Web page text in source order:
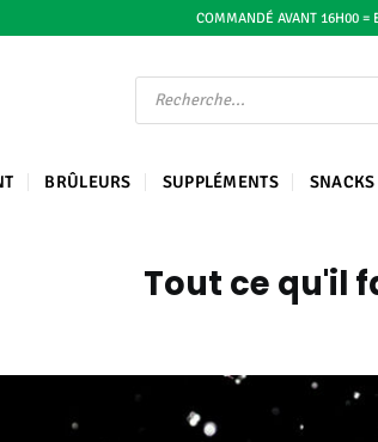
COMMANDÉ AVANT 16H00 =
Recherche
BRÛLEURS SUPPLÉMENTS SNACKS
Tout ce qu'il